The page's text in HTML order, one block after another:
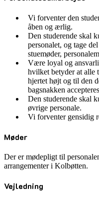
Vi forventer den
åben og ærlig.
Den studerende skal
personalet, og tage
stuemøder,
Være loyal og
hvilket betyder at alle
hjertet højt og til den
bagsnakken
Den studerende skal
øvrige personale.
Vi forventer gensidig
Møder
Der er mødepligt til
arrangementer i Kolbøtten.
Vejledning